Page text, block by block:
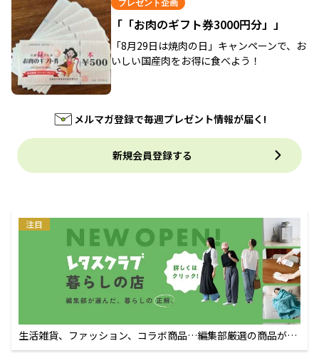
プレゼント企画
「「お肉のギフト券3000円分」」
「8月29日は焼肉の日」キャンペーンで、お
いしい国産肉をお得に食べよう！
メルマガ登録で毎週プレゼント情報が届く!
新規会員登録する
注目
生活雑貨、ファッション、コラボ商品…編集部厳選の商品が買
えるECサイト